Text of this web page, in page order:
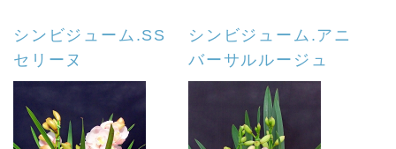
シンビジューム.SS
セリーヌ
シンビジューム.アニ
バーサルルージュ